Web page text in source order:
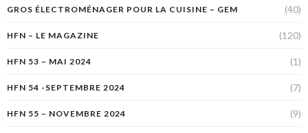
GROS ÉLECTROMÉNAGER POUR LA CUISINE – GEM (40)
HFN – LE MAGAZINE (120)
HFN 53 – MAI 2024 (1)
HFN 54 -SEPTEMBRE 2024 (7)
HFN 55 – NOVEMBRE 2024 (9)